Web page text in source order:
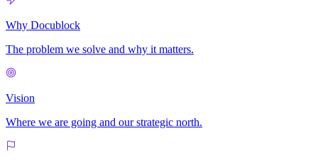
Why Docublock
The problem we solve and why it matters.
Vision
Where we are going and our strategic north.